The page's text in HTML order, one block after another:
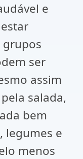
e
ser
assim
salada,
bem
legumes e
menos